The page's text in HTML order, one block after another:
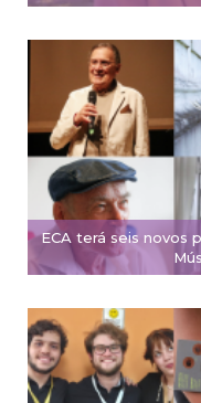
ECA terá seis novos